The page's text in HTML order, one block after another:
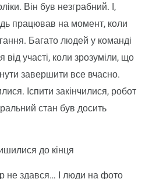
Він був незграбний. І,
працював на момент, коли
Багато людей у команді
від участі, коли зрозуміли, що
завершити все вчасно.
Іспити закінчилися, робот
стан був досить
до кінця
не здався… І люди на фото